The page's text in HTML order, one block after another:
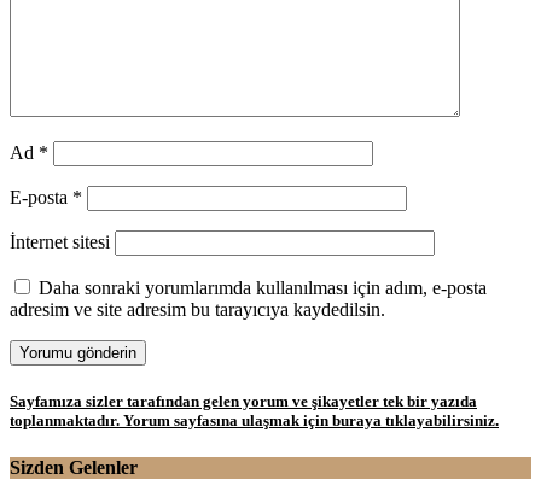
Ad *
E-posta *
İnternet sitesi
Daha sonraki yorumlarımda kullanılması için adım, e-posta
adresim ve site adresim bu tarayıcıya kaydedilsin.
Sayfamıza sizler tarafından gelen yorum ve şikayetler tek bir yazıda
toplanmaktadır. Yorum sayfasına ulaşmak için buraya tıklayabilirsiniz.
Sizden Gelenler